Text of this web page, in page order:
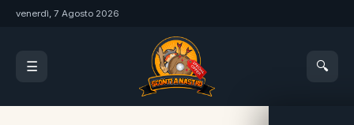
venerdì, 7 Agosto 2026
☰ 🔍